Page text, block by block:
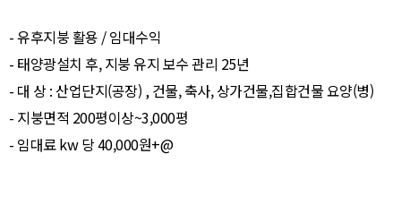
- 유후지붕 활용 / 임대수익
- 태양광설치 후, 지붕 유지 보수 관리 25년
- 대 상 : 산업단지(공장) , 건물, 축사, 상가건물,집합건물 요양(병)
- 지붕면적 200평이상~3,000평
- 임대료 kw 당 40,000원+@